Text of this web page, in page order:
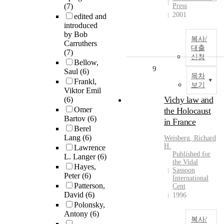
(7)
edited and
introduced
by Bob
Carruthers
(7)
Bellow,
Saul (6)
Frankl,
Viktor Emil
(6)
Omer
Bartov (6)
Berel
Lang (6)
Lawrence
L. Langer(6)
Hayes,
Peter(6)
Patterson,
David (6)
Polonsky,
Antony (6)
Press
2001
복사/
대출
신청
목차
보기
9
Vichy law and
the Holocaust
in France
Weisberg, Richard
H.
Published for
the Vidal
Sassoon
International
Cent
1996
복사/